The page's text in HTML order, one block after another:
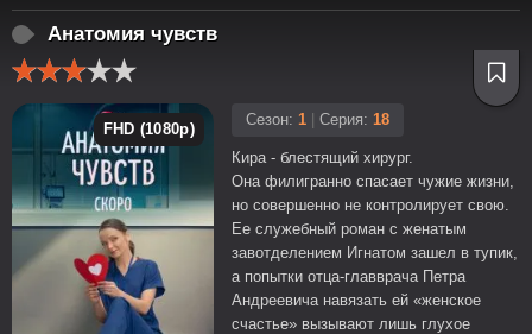
Анатомия чувств
FHD (1080p)
Сезон: 1 Серия: 18
Кира - блестящий хирург.
Она филигранно спасает чужие жизни,
но совершенно не контролирует свою.
Ее служебный роман с женатым
завотделением Игнатом зашел в тупик,
а попытки отца-главврача Петра
Андреевича навязать ей «женское
счастье» вызывают лишь глухое